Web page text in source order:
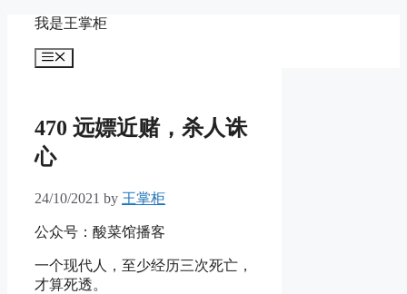
content
我是王掌柜
Menu
470 远嫖近赌，杀人诛
心
24/10/2021 by 王掌柜
公众号：酸菜馆播客
一个现代人，至少经历三次死亡，
才算死透。